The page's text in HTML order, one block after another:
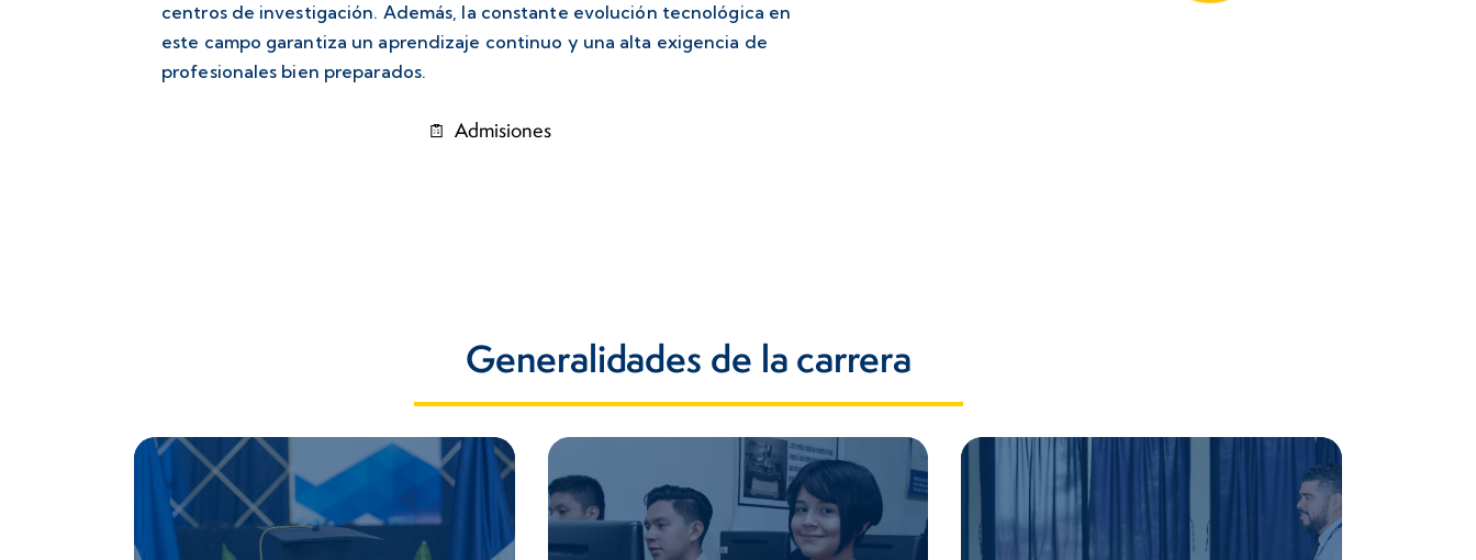
centros de investigación. Además, la constante evolución tecnológica en
este campo garantiza un aprendizaje continuo y una alta exigencia de
profesionales bien preparados.
Admisiones
Generalidades de la carrera